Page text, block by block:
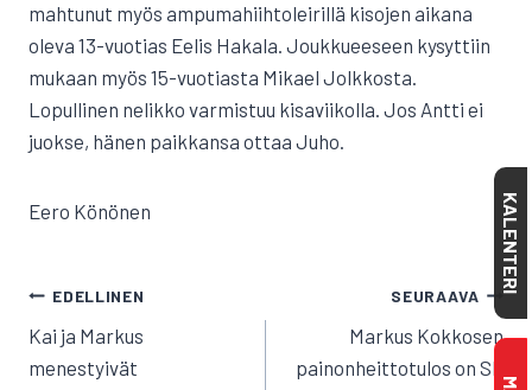
mahtunut myös ampumahiihtoleirillä kisojen aikana
oleva 13-vuotias Eelis Hakala. Joukkueeseen kysyttiin
mukaan myös 15-vuotiasta Mikael Jolkkosta.
Lopullinen nelikko varmistuu kisaviikolla. Jos Antti ei
juokse, hänen paikkansa ottaa Juho.
Eero Könönen
ARTIKKELIEN
SELAUS
EDELLINEN
Kai ja Markus
menestyivät
SEURAAVA
Markus Kokkosen
painonheittotulos on SE
KALENTERI